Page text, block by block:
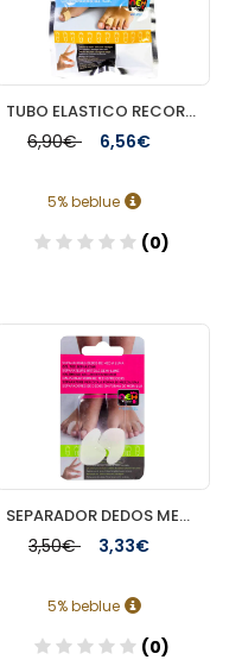
TUBO ELASTICO RECORTABLE CON GEL NEH FEET 1 UNIDAD 15 CM TALLA PEQUEÑA
6,90€ 6,56€
5% beblue
(0)
Añadir
SEPARADOR DEDOS MEDIA LUNA NEH 2 UNIDADES TALLA GRANDE
3,50€ 3,33€
5% beblue
(0)